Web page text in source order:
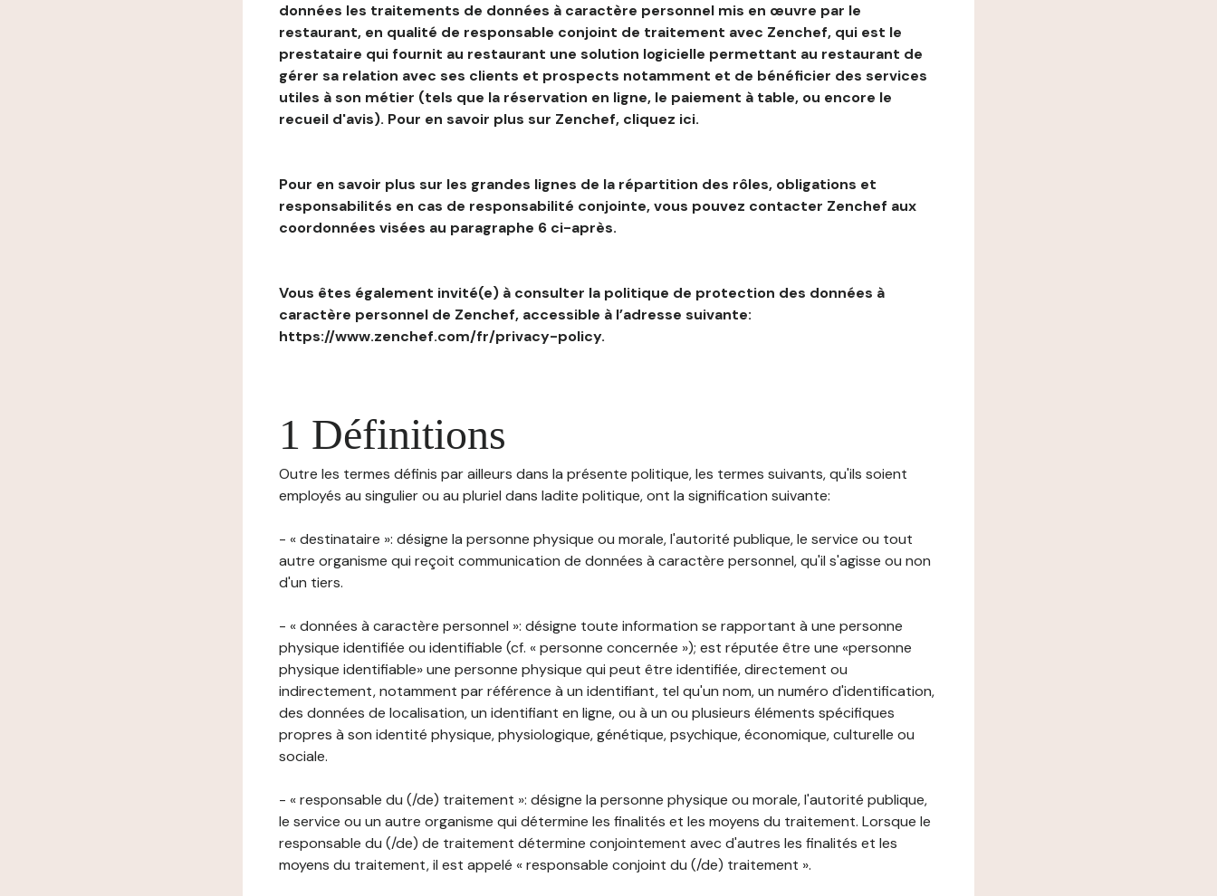
données les traitements de données à caractère personnel mis en œuvre par le
restaurant, en qualité de responsable conjoint de traitement avec Zenchef, qui est le
prestataire qui fournit au restaurant une solution logicielle permettant au restaurant de
gérer sa relation avec ses clients et prospects notamment et de bénéficier des services
utiles à son métier (tels que la réservation en ligne, le paiement à table, ou encore le
recueil d'avis). Pour en savoir plus sur Zenchef, cliquez ici.
Pour en savoir plus sur les grandes lignes de la répartition des rôles, obligations et
responsabilités en cas de responsabilité conjointe, vous pouvez contacter Zenchef aux
coordonnées visées au paragraphe 6 ci-après.
Vous êtes également invité(e) à consulter la politique de protection des données à
caractère personnel de Zenchef, accessible à l’adresse suivante:
https://www.zenchef.com/fr/privacy-policy.
1 Définitions
Outre les termes définis par ailleurs dans la présente politique, les termes suivants, qu'ils soient
employés au singulier ou au pluriel dans ladite politique, ont la signification suivante:
- « destinataire »: désigne la personne physique ou morale, l'autorité publique, le service ou tout
autre organisme qui reçoit communication de données à caractère personnel, qu'il s'agisse ou non
d'un tiers.
- « données à caractère personnel »: désigne toute information se rapportant à une personne
physique identifiée ou identifiable (cf. « personne concernée »); est réputée être une «personne
physique identifiable» une personne physique qui peut être identifiée, directement ou
indirectement, notamment par référence à un identifiant, tel qu'un nom, un numéro d'identification,
des données de localisation, un identifiant en ligne, ou à un ou plusieurs éléments spécifiques
propres à son identité physique, physiologique, génétique, psychique, économique, culturelle ou
sociale.
- « responsable du (/de) traitement »: désigne la personne physique ou morale, l'autorité publique,
le service ou un autre organisme qui détermine les finalités et les moyens du traitement. Lorsque le
responsable du (/de) de traitement détermine conjointement avec d'autres les finalités et les
moyens du traitement, il est appelé « responsable conjoint du (/de) traitement ».